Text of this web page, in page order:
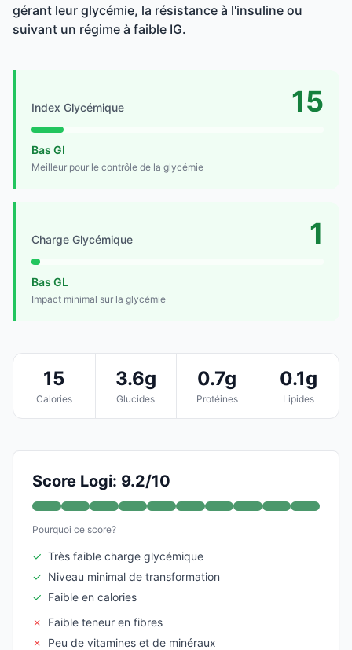
gérant leur glycémie, la résistance à l'insuline ou
suivant un régime à faible IG.
Index Glycémique 15
Bas GI
Meilleur pour le contrôle de la glycémie
Charge Glycémique 1
Bas GL
Impact minimal sur la glycémie
15
Calories
3.6g
Glucides
0.7g
Protéines
0.1g
Lipides
Score Logi: 9.2/10
Pourquoi ce score?
✓ Très faible charge glycémique
✓ Niveau minimal de transformation
✓ Faible en calories
✗
Faible teneur en fibres
✗
Peu de vitamines et de minéraux